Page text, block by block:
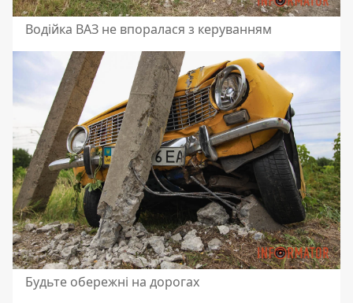
Водійка ВАЗ не впоралася з керуванням
Будьте обережні на дорогах